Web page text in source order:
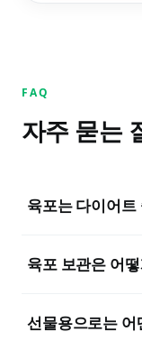
FAQ
자주 묻는
육포는 다이어트
육포 보관은 어
선물용으로는 어